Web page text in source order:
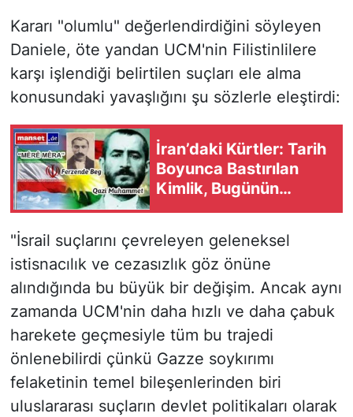
Kararı "olumlu" değerlendirdiğini söyleyen
Daniele, öte yandan UCM'nin Filistinlilere
karşı işlendiği belirtilen suçları ele alma
konusundaki yavaşlığını şu sözlerle eleştirdi:
İran’daki Kürtler: Tarih
Boyunca Bastırılan
Kimlik, Bugünün
Belirleyici Gücü
"İsrail suçlarını çevreleyen geleneksel
istisnacılık ve cezasızlık göz önüne
alındığında bu büyük bir değişim. Ancak aynı
zamanda UCM'nin daha hızlı ve daha çabuk
harekete geçmesiyle tüm bu trajedi
önlenebilirdi çünkü Gazze soykırımı
felaketinin temel bileşenlerinden biri
uluslararası suçların devlet politikaları olarak